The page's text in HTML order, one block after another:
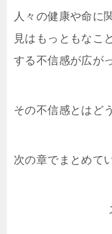
人々の健康や命に
見はもっともなこ
する不信感が広が
その不信感とはど
次の章でまとめて